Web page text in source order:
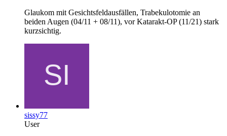
Glaukom mit Gesichtsfeldausfällen, Trabekulotomie an
beiden Augen (04/11 + 08/11), vor Katarakt-OP (11/21) stark
kurzsichtig.
sissy77
User